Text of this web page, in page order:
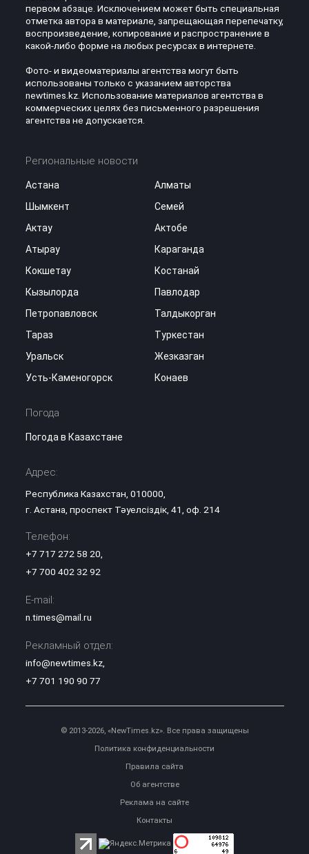
первом абзаце. Исключением может быть специальная
отметка автора в материале, запрещающая перепечатку,
воспроизведение, копирование и распространение в
какой-либо форме на любых ресурсах в интернете.
Фото- и видеоматериалы агентства могут быть
использованы только с указанием авторства
newtimes.kz. Использование материалов агентства в
коммерческих целях без письменного разрешения
агентства не допускается.
Региональные новости
Астана
Алматы
Шымкент
Семей
Актау
Актобе
Атырау
Караганда
Кокшетау
Костанай
Кызылорда
Павлодар
Петропавловск
Талдыкорган
Тараз
Туркестан
Уральск
Жезказган
Усть-Каменогорск
Конаев
Погода
Погода в Казахстане
Адрес:
Республика Казахстан, 010000,
г. Астана, проспект Тәуелсіздік, 41, оф. 214
Телефон:
+7 717 272 58 20
+7 700 402 32 92
E-mail:
n.times@mail.ru
Рекламный отдел:
info@newtimes.kz,
+7 701 190 90 77
© 2013-2026, «NewTimes.kz». Все права защищены
Политика конфиденциальности
Правила сайта
Об агентстве
Реклама на сайте
Контакты